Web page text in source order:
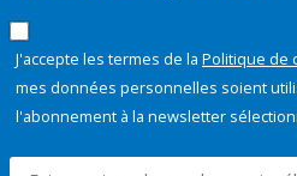
J'accepte les termes de la Politique de
mes données personnelles soient
l'abonnement à la newsletter